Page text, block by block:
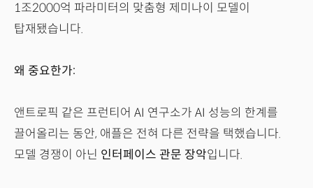
1조2000억 파라미터의 맞춤형 제미나이 모델이
탑재됐습니다.
왜 중요한가:
앤트로픽 같은 프런티어 AI 연구소가 AI 성능의 한계를
끌어올리는 동안, 애플은 전혀 다른 전략을 택했습니다.
모델 경쟁이 아닌 인터페이스 관문 장악입니다.